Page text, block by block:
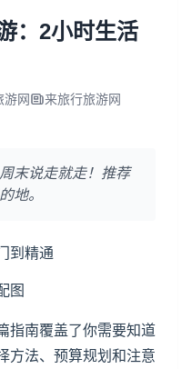
：2小时生活
游网
来旅行旅游网
末说走就走！推荐
地。
到精通
指南覆盖了你需要知道
方法、预算规划和注意